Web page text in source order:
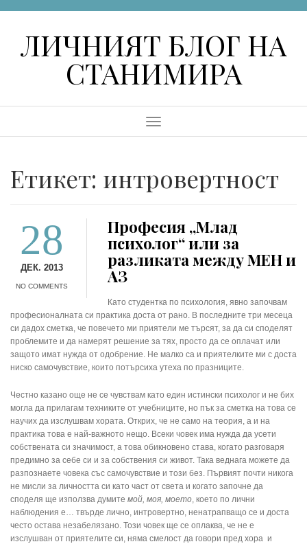
ЛИЧНИЯТ БЛОГ НА
СТАНИМИРА
Menu
Етикет: интровертност
28
ДЕК. 2013
NO COMMENTS
Професия „Млад
психолог“ или за
разликата между МЕН и
АЗ
Като студентка по психология, явно започвам
професионалната си практика доста от рано. В последните три месеца
си дадох сметка, че повечето ми приятели ме търсят, за да си споделят
проблемите и да намерят решение за тях, просто да се оплачат или
защото имат нужда от одобрение. Не малко са и приятелките ми с доста
ниско самочувствие, които потърсиха утеха по празниците.
Честно казано още не се чувствам като един истински психолог и не бих
могла да прилагам техниките от учебниците, но пък за сметка на това се
научих да изслушвам хората. Открих, че не само на теория, а и на
практика това е най-важното нещо. Всеки човек има нужда да усети
собствената си значимост, а това обикновено става, когато разговаря
предимно за себе си и за собствения си живот. Така веднага можете да
разпознаете човека със самочувствие и този без. Първият почти никога
не мисли за личността си като част от света и когато започне да
споделя ще използва думите мой, моя, моето, което по лични
наблюдения е… твърде лично, интровертно, ненатрапващо се и доста
често остава незабелязано. Този човек ще се оплаква, че не е
изслушван от приятелите си, няма смелост да говори пред хора и